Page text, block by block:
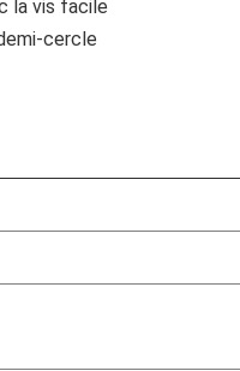
la vis facile
cercle